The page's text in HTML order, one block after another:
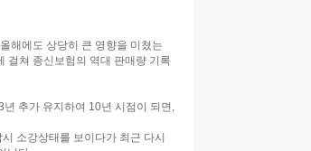
해에도 상당히 큰 영향을 미쳤는
걸쳐 종신보험의 역대 판매량 기록
추가 유지하여 10년 시점이 되면,
소강상태를 보이다가 최근 다시